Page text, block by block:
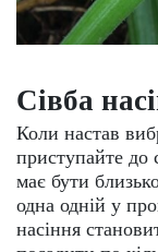
Сівба
Коли настав
приступайте до
має бути
одна одній у
насіння